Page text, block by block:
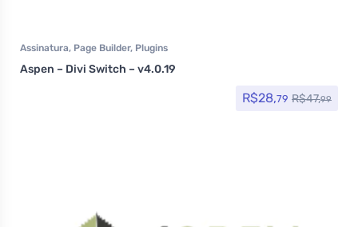
Assinatura, Page Builder, Plugins
Aspen – Divi Switch – v4.0.19
R$28,79 R$47,99